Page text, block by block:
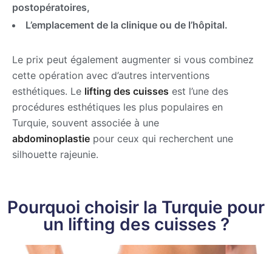
postopératoires,
L’emplacement de la clinique ou de l’hôpital.
Le prix peut également augmenter si vous combinez
cette opération avec d’autres interventions
esthétiques. Le lifting des cuisses est l’une des
procédures esthétiques les plus populaires en
Turquie, souvent associée à une
abdominoplastie pour ceux qui recherchent une
silhouette rajeunie.
Pourquoi choisir la Turquie pour
un lifting des cuisses ?